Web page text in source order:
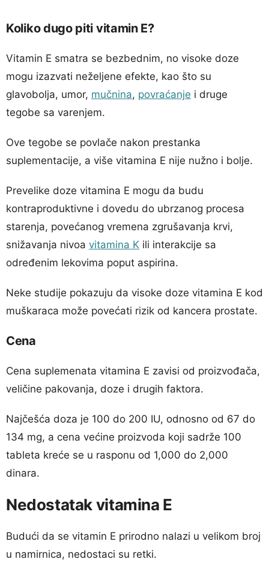
Koliko dugo piti vitamin E?
Vitamin E smatra se bezbednim, no visoke doze
mogu izazvati neželjene efekte, kao što su
glavobolja, umor, mučnina, povraćanje i druge
tegobe sa varenjem.
Ove tegobe se povlače nakon prestanka
suplementacije, a više vitamina E nije nužno i bolje.
Prevelike doze vitamina E mogu da budu
kontraproduktivne i dovedu do ubrzanog procesa
starenja, povećanog vremena zgrušavanja krvi,
snižavanja nivoa vitamina K ili interakcije sa
određenim lekovima poput aspirina.
Neke studije pokazuju da visoke doze vitamina E kod
muškaraca može povećati rizik od kancera prostate.
Cena
Cena suplemenata vitamina E zavisi od proizvođača,
veličine pakovanja, doze i drugih faktora.
Najčešća doza je 100 do 200 IU, odnosno od 67 do
134 mg, a cena većine proizvoda koji sadrže 100
tableta kreće se u rasponu od 1,000 do 2,000
dinara.
Nedostatak vitamina E
Budući da se vitamin E prirodno nalazi u velikom broj
u namirnica, nedostaci su retki.